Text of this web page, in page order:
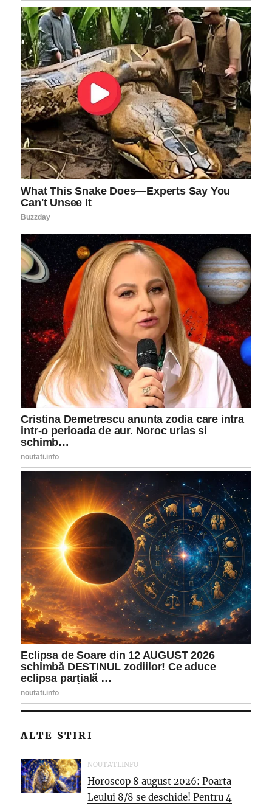
ALTE STIRI
NOUTATI.INFO
Horoscop 8 august 2026: Poarta
Leului 8/8 se deschide! Pentru 4